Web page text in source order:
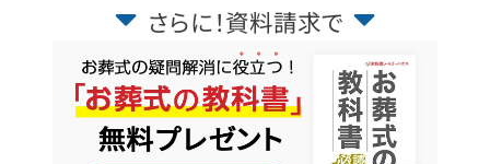
さらに！資料請求で